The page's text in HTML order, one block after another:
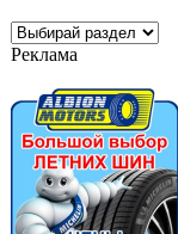
Реклама